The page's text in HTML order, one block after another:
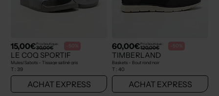
15,00€Prix boutique :
30,00€ -50%
LE COQ SPORTIF
Mules/Sabots - Tissage satiné gris
T : 39
ACHAT EXPRESS
60,00€Prix boutique :
120,00€ -50%
TIMBERLAND
Baskets - Bout rond noir
T : 40
ACHAT EXPRESS